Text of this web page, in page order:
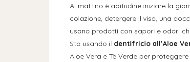
Al mattino è abitudine iniziare la
colazione, detergere il viso, una
usano prodotti con sapori e odori
Sto usando il dentifricio all’Aloe
Aloe Vera e Tè Verde per